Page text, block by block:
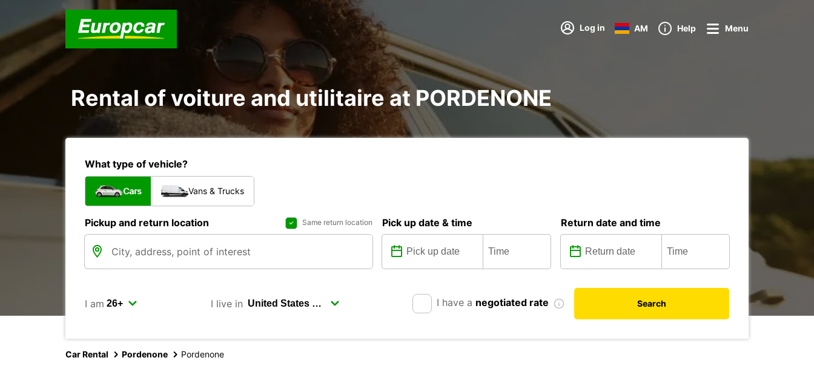
Log in AM Help Menu
Rental of voiture and utilitaire at PORDENONE
What type of vehicle?
Cars Vans & Trucks
Pickup and return location Same return location Pick up date & time Return date and time
I am I live in I have a negotiated rate Search
Car Rental Pordenone Pordenone